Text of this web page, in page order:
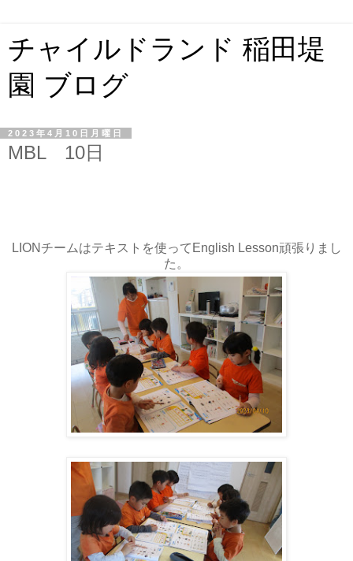
チャイルドランド 稲田堤
園 ブログ
2023年4月10日月曜日
MBL 10日
LIONチームはテキストを使ってEnglish Lesson頑張りまし
た。